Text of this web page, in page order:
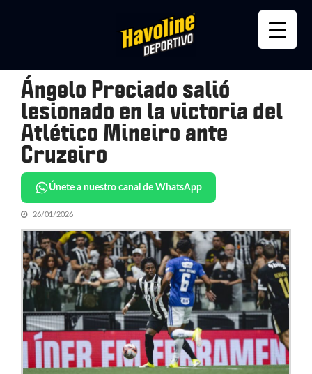
Ángelo Preciado salió
lesionado en la victoria del
Atlético Mineiro ante
Cruzeiro
Únete a nuestro canal de WhatsApp
26/01/2026